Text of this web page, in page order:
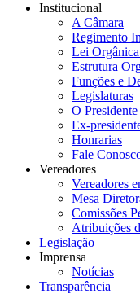
Institucional
A Câmara
Regimento
Lei
Estrutura
Funções e
Legislaturas
O Presidente
Ex-
Honrarias
Fale
Vereadores
Vereadores
Mesa
Comissões
Atribuições
Legislação
Imprensa
Notícias
Transparência